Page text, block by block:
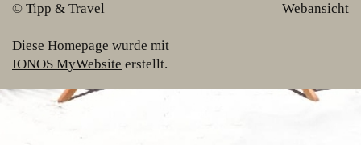
© Tipp & Travel
Diese Homepage wurde mit
IONOS MyWebsite erstellt.
Webansicht